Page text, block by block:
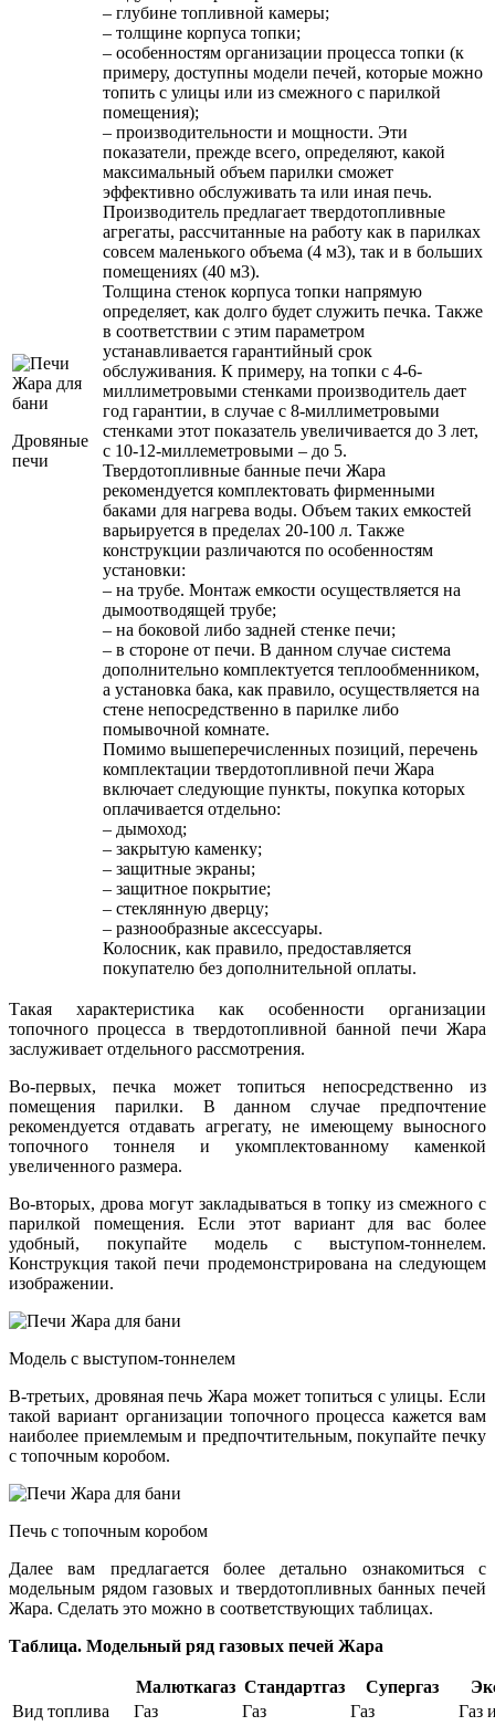
Дровяные
печи
– глубине топливной камеры;
– толщине корпуса топки;
– особенностям организации процесса топки (к
примеру, доступны модели печей, которые можно
топить с улицы или из смежного с парилкой
помещения);
– производительности и мощности. Эти
показатели, прежде всего, определяют, какой
максимальный объем парилки сможет
эффективно обслуживать та или иная печь.
Производитель предлагает твердотопливные
агрегаты, рассчитанные на работу как в парилках
совсем маленького объема (4 м3), так и в больших
помещениях (40 м3).
Толщина стенок корпуса топки напрямую
определяет, как долго будет служить печка. Также
в соответствии с этим параметром
устанавливается гарантийный срок
обслуживания. К примеру, на топки с 4-6-
миллиметровыми стенками производитель дает
год гарантии, в случае с 8-миллиметровыми
стенками этот показатель увеличивается до 3 лет,
с 10-12-миллеметровыми – до 5.
Твердотопливные банные печи Жара
рекомендуется комплектовать фирменными
баками для нагрева воды. Объем таких емкостей
варьируется в пределах 20-100 л. Также
конструкции различаются по особенностям
установки:
– на трубе. Монтаж емкости осуществляется на
дымоотводящей трубе;
– на боковой либо задней стенке печи;
– в стороне от печи. В данном случае система
дополнительно комплектуется теплообменником,
а установка бака, как правило, осуществляется на
стене непосредственно в парилке либо
помывочной комнате.
Помимо вышеперечисленных позиций, перечень
комплектации твердотопливной печи Жара
включает следующие пункты, покупка которых
оплачивается отдельно:
– дымоход;
– закрытую каменку;
– защитные экраны;
– защитное покрытие;
– стеклянную дверцу;
– разнообразные аксессуары.
Колосник, как правило, предоставляется
покупателю без дополнительной оплаты.
Такая характеристика как особенности организации
топочного процесса в твердотопливной банной печи Жара
заслуживает отдельного рассмотрения.
Во-первых, печка может топиться непосредственно из
помещения парилки. В данном случае предпочтение
рекомендуется отдавать агрегату, не имеющему выносного
топочного тоннеля и укомплектованному каменкой
увеличенного размера.
Во-вторых, дрова могут закладываться в топку из смежного с
парилкой помещения. Если этот вариант для вас более
удобный, покупайте модель с выступом-тоннелем.
Конструкция такой печи продемонстрирована на следующем
изображении.
Модель с выступом-тоннелем
В-третьих, дровяная печь Жара может топиться с улицы. Если
такой вариант организации топочного процесса кажется вам
наиболее приемлемым и предпочтительным, покупайте печку
с топочным коробом.
Печь с топочным коробом
Далее вам предлагается более детально ознакомиться с
модельным рядом газовых и твердотопливных банных печей
Жара. Сделать это можно в соответствующих таблицах.
Таблица. Модельный ряд газовых печей Жара
Малюткагаз Стандартгаз Супергаз
Вид топлива
Газ Газ Газ
Газ